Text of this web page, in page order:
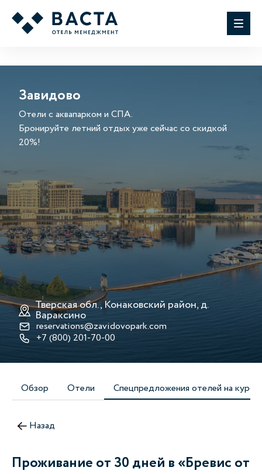
Завидово
Отели с аквапарком и СПА.
Бронируйте летний отдых уже сейчас со скидкой
20%!
Тверская обл., Конаковский район, д.
Вараксино
reservations@zavidovopark.com
+7 (800) 201-70-00
Обзор Отели Спецпредложения отелей на
Назад
Проживание от 30 дней в «Бревис от